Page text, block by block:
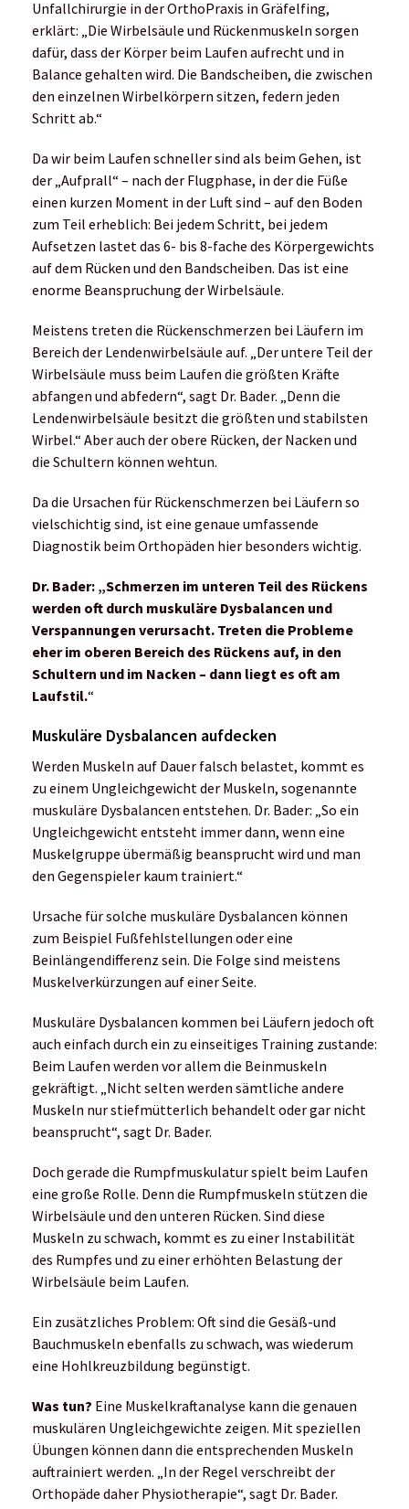
Unfallchirurgie in der OrthoPraxis in Gräfelfing,
erklärt: „Die Wirbelsäule und Rückenmuskeln sorgen
dafür, dass der Körper beim Laufen aufrecht und in
Balance gehalten wird. Die Bandscheiben, die zwischen
den einzelnen Wirbelkörpern sitzen, federn jeden
Schritt ab.“
Da wir beim Laufen schneller sind als beim Gehen, ist
der „Aufprall“ – nach der Flugphase, in der die Füße
einen kurzen Moment in der Luft sind – auf den Boden
zum Teil erheblich: Bei jedem Schritt, bei jedem
Aufsetzen lastet das 6- bis 8-fache des Körpergewichts
auf dem Rücken und den Bandscheiben. Das ist eine
enorme Beanspruchung der Wirbelsäule.
Meistens treten die Rückenschmerzen bei Läufern im
Bereich der Lendenwirbelsäule auf. „Der untere Teil der
Wirbelsäule muss beim Laufen die größten Kräfte
abfangen und abfedern“, sagt Dr. Bader. „Denn die
Lendenwirbelsäule besitzt die größten und stabilsten
Wirbel.“ Aber auch der obere Rücken, der Nacken und
die Schultern können wehtun.
Da die Ursachen für Rückenschmerzen bei Läufern so
vielschichtig sind, ist eine genaue umfassende
Diagnostik beim Orthopäden hier besonders wichtig.
Dr. Bader: „Schmerzen im unteren Teil des Rückens
werden oft durch muskuläre Dysbalancen und
Verspannungen verursacht. Treten die Probleme
eher im oberen Bereich des Rückens auf, in den
Schultern und im Nacken – dann liegt es oft am
Laufstil.“
Muskuläre Dysbalancen aufdecken
Werden Muskeln auf Dauer falsch belastet, kommt es
zu einem Ungleichgewicht der Muskeln, sogenannte
muskuläre Dysbalancen entstehen. Dr. Bader: „So ein
Ungleichgewicht entsteht immer dann, wenn eine
Muskelgruppe übermäßig beansprucht wird und man
den Gegenspieler kaum trainiert.“
Ursache für solche muskuläre Dysbalancen können
zum Beispiel Fußfehlstellungen oder eine
Beinlängendifferenz sein. Die Folge sind meistens
Muskelverkürzungen auf einer Seite.
Muskuläre Dysbalancen kommen bei Läufern jedoch oft
auch einfach durch ein zu einseitiges Training zustande:
Beim Laufen werden vor allem die Beinmuskeln
gekräftigt. „Nicht selten werden sämtliche andere
Muskeln nur stiefmütterlich behandelt oder gar nicht
beansprucht“, sagt Dr. Bader.
Doch gerade die Rumpfmuskulatur spielt beim Laufen
eine große Rolle. Denn die Rumpfmuskeln stützen die
Wirbelsäule und den unteren Rücken. Sind diese
Muskeln zu schwach, kommt es zu einer Instabilität
des Rumpfes und zu einer erhöhten Belastung der
Wirbelsäule beim Laufen.
Ein zusätzliches Problem: Oft sind die Gesäß-und
Bauchmuskeln ebenfalls zu schwach, was wiederum
eine Hohlkreuzbildung begünstigt.
Was tun? Eine Muskelkraftanalyse kann die genauen
muskulären Ungleichgewichte zeigen. Mit speziellen
Übungen können dann die entsprechenden Muskeln
auftrainiert werden. „In der Regel verschreibt der
Orthopäde daher Physiotherapie“, sagt Dr. Bader.